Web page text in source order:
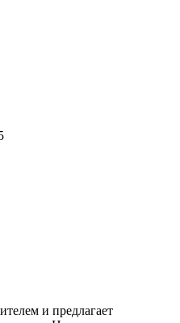
и предлагает